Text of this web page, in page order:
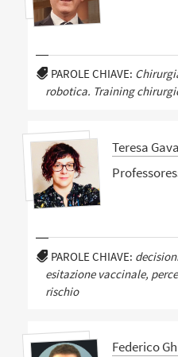
PAROLE CHIAVE:
robotica. Training
Teresa
PAROLE CHIAVE:
esitazione vaccinale,
rischio
Federico